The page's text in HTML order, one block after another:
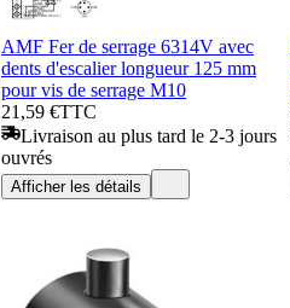
AMF Fer de serrage 6314V avec
dents d'escalier longueur 125 mm
pour vis de serrage M10
21,59 €TTC
Livraison au plus tard le 2-3 jours
ouvrés
Afficher les détails